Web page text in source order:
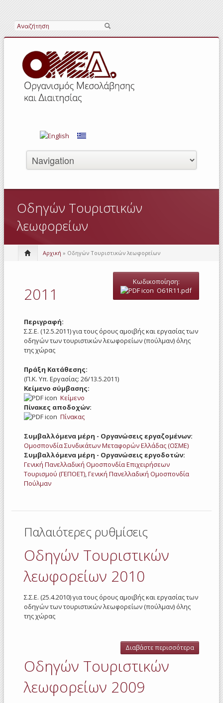
Αναζήτηση
Οδηγών Τουριστικών
λεωφορείων
Αρχική » Οδηγών Τουριστικών λεωφορείων
Κωδικοποίηση:
O61R11.pdf
2011
Περιγραφή:
Σ.Σ.Ε. (12.5.2011) για τους όρους αμοιβής και εργασίας των
οδηγών των τουριστικών λεωφορείων (πούλμαν) όλης
της χώρας
Πράξη Κατάθεσης:
(Π.Κ. Υπ. Εργασίας: 26/13.5.2011)
Κείμενο σύμβασης:
Κείμενο
Πίνακες αποδοχών:
Πίνακας
Συμβαλλόμενα μέρη - Οργανώσεις εργαζομένων:
Ομοσπονδία Συνδικάτων Μεταφορών Ελλάδας (ΟΣΜΕ)
Συμβαλλόμενα μέρη - Οργανώσεις εργοδοτών:
Γενική Πανελλαδική Ομοσπονδία Επιχειρήσεων
Τουρισμού (ΓΕΠΟΕΤ),Γενική Πανελλαδική Ομοσπονδία
Πούλμαν
Παλαιότερες ρυθμίσεις
Οδηγών Τουριστικών
λεωφορείων 2010
Σ.Σ.Ε. (25.4.2010) για τους όρους αμοιβής και εργασίας των
οδηγών των τουριστικών λεωφορείων (πούλμαν) όλης
της χώρας
Διαβάστε περισσότερα
Οδηγών Τουριστικών
λεωφορείων 2009